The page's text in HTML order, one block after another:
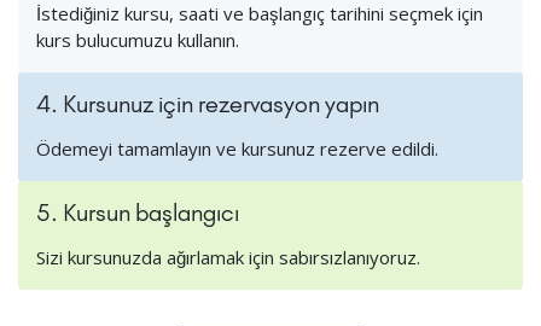
İstediğiniz kursu, saati ve başlangıç tarihini seçmek için
kurs bulucumuzu kullanın.
4. Kursunuz için rezervasyon yapın
Ödemeyi tamamlayın ve kursunuz rezerve edildi.
5. Kursun başlangıcı
Sizi kursunuzda ağırlamak için sabırsızlanıyoruz.